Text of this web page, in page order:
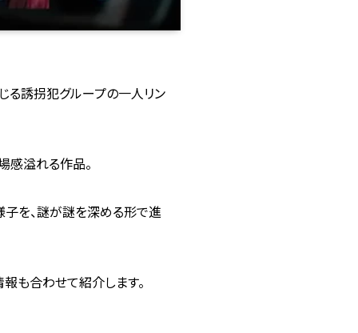
る誘拐犯グループの一人リン
感溢れる作品。
子を、謎が謎を深める形で進
も合わせて紹介します。